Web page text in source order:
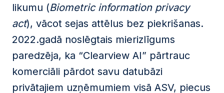
likumu (Biometric information privacy
act), vācot sejas attēlus bez piekrišanas.
2022.gadā noslēgtais mierizlīgums
paredzēja, ka “Clearview AI” pārtrauc
komerciāli pārdot savu datubāzi
privātajiem uzņēmumiem visā ASV, piecus